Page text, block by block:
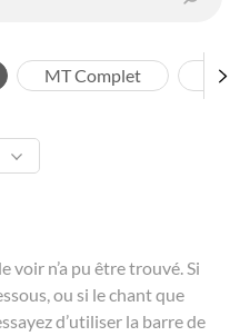
MT Complet
voir n’a pu être trouvé. Si
ou si le chant que
d’utiliser la barre de